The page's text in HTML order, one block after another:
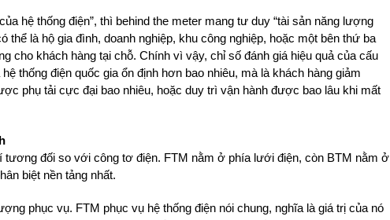
hệ thống điện”, thì behind the meter mang tư duy “tài sản năng lượng
thể là hộ gia đình, doanh nghiệp, khu công nghiệp, hoặc một bên thứ ba
cho khách hàng tại chỗ. Chính vì vậy, chỉ số đánh giá hiệu quả của cấu
thống điện quốc gia ổn định hơn bao nhiêu, mà là khách hàng giảm
phụ tải cực đại bao nhiêu, hoặc duy trì vận hành được bao lâu khi mất
tương đối so với công tơ điện. FTM nằm ở phía lưới điện, còn BTM nằm ở
biệt nền tảng nhất.
phục vụ. FTM phục vụ hệ thống điện nói chung, nghĩa là giá trị của nó